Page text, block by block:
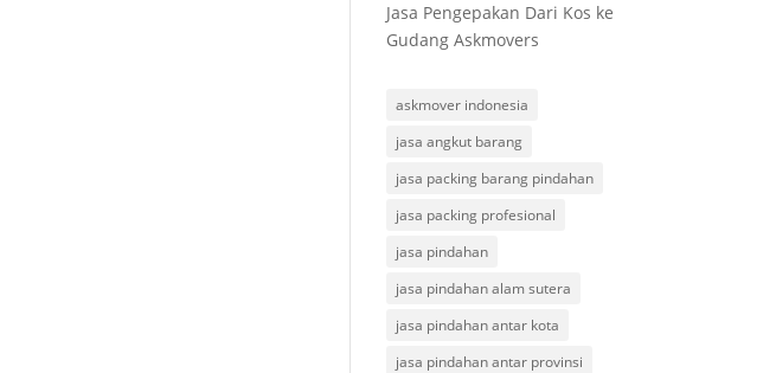
Jasa Pengepakan Dari Kos ke
Gudang Askmovers
askmover indonesia
jasa angkut barang
jasa packing barang pindahan
jasa packing profesional
jasa pindahan
jasa pindahan alam sutera
jasa pindahan antar kota
jasa pindahan antar provinsi